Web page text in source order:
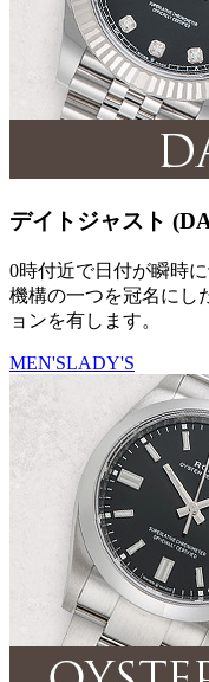
デイトジャスト
0時付近で日付が瞬時
機構の一つを冠名にし
ョンを有します。
MEN'SLADY'S